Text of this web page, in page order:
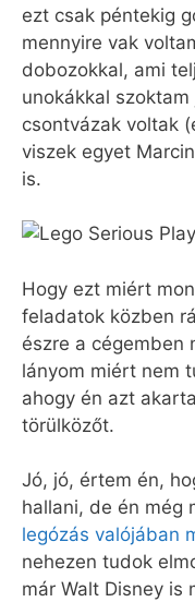
ezt csak péntekig
mennyire vak
dobozokkal, ami
unokákkal
csontvázak voltak
viszek egyet
is.
Hogy ezt miért
feladatok közben
észre a cégemben
lányom miért nem
ahogy én azt
törülközőt.
Jó, jó, értem én,
hallani, de én még
legózás valójában
nehezen tudok
már Walt Disney is